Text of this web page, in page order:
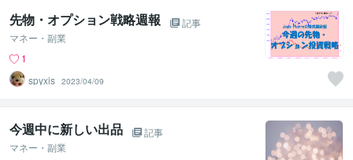
先物・オプション戦略週報
記事
マネー・副業
1
spyxis 2023/04/09
今週中に新しい出品
記事
マネー・副業